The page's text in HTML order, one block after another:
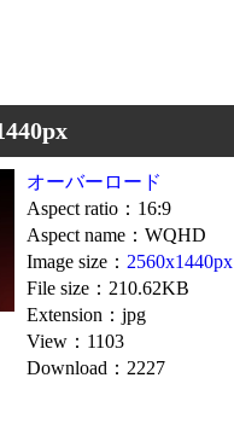
オーバーロード
Aspect ratio：16:9
Aspect name：WQHD
Image size： 2560x1440px
File size：210.62KB
Extension：jpg
View：1103
Download：2227